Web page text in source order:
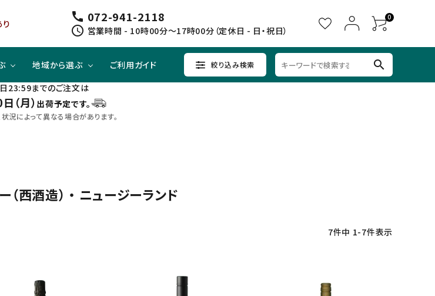
call 072-941-2118
schedule 営業時間 - 10時00分～17時00分（定休日 - 日・祝日）
0
スピリッツ
スピリッツ
旨口×ジューシー
晩酌酒として
地域から選ぶ
関東
ご利用ガイド 絞り込み検索 search
23:59までのご注文は
（月） 出荷予定です。
状況によって異なる場合があります。
（西酒造） ・ ニュージーランド
7件中 1-7件表示